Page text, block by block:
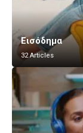
Εισόδημα
32 Articles